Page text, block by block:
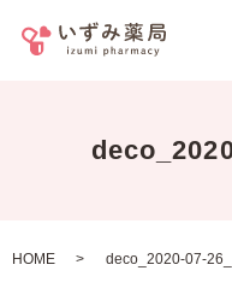
HOME deco_2020-07-